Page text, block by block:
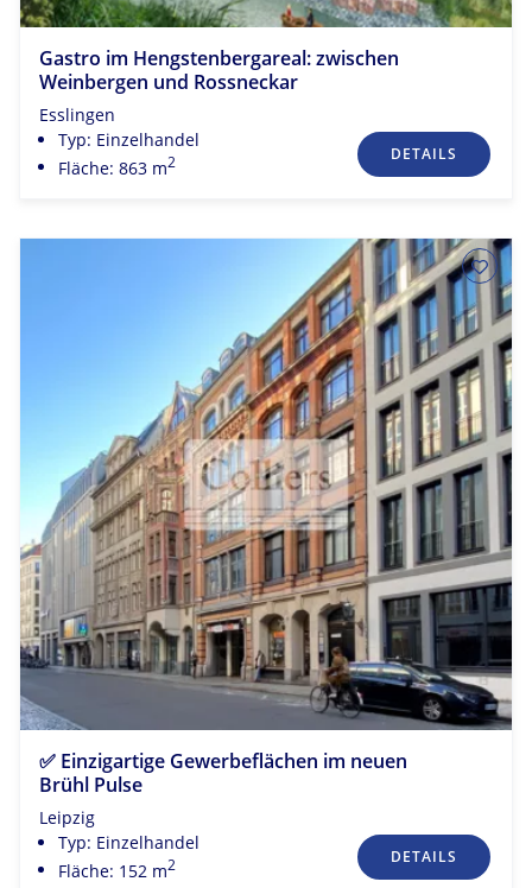
Gastro im Hengstenbergareal: zwischen
Weinbergen und Rossneckar
Esslingen
Typ: Einzelhandel
Fläche: 863 m2 DETAILS
✅ Einzigartige Gewerbeflächen im neuen
Brühl Pulse
Leipzig
Typ: Einzelhandel
Fläche: 152 m2 DETAILS